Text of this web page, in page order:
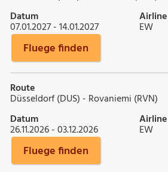
Datum
07.01.2027 - 14.01.2027
Airline
EW
Fluege finden
Route
Düsseldorf (DUS) - Rovaniemi (RVN)
Datum
26.11.2026 - 03.12.2026
Airline
EW
Fluege finden